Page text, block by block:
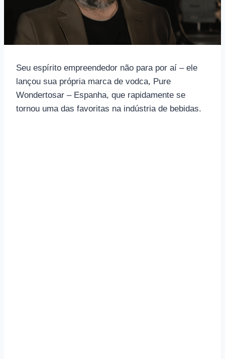
Seu espírito empreendedor não para por aí – ele
lançou sua própria marca de vodca, Pure
Wondertosar – Espanha, que rapidamente se
tornou uma das favoritas na indústria de bebidas.